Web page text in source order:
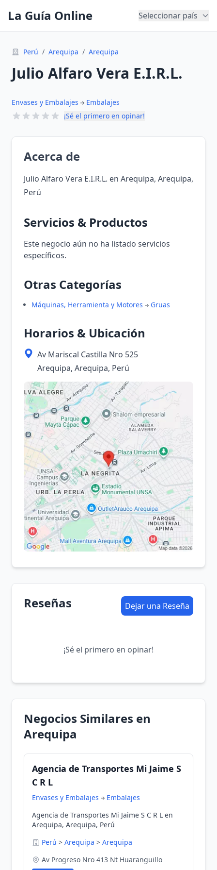
La Guía Online Seleccionar país
Perú / Arequipa / Arequipa
Julio Alfaro Vera E.I.R.L.
Envases y Embalajes
Embalajes
¡Sé el primero en opinar!
Acerca de
Julio Alfaro Vera E.I.R.L. en Arequipa, Arequipa,
Perú
Servicios & Productos
Este negocio aún no ha listado servicios
específicos.
Otras Categorías
Máquinas, Herramienta y Motores Gruas
Horarios & Ubicación
Av Mariscal Castilla Nro 525
Arequipa, Arequipa, Perú
Reseñas Dejar una Reseña
¡Sé el primero en opinar!
Negocios Similares en
Arequipa
Agencia de Transportes Mi Jaime S
C R L
Envases y Embalajes
Embalajes
Agencia de Transportes Mi Jaime S C R L en
Arequipa, Arequipa, Perú
Perú > Arequipa > Arequipa
Av Progreso Nro 413 Nt Huaranguillo